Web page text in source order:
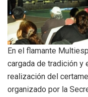
En el flamante
cargada de tradición
realización del
organizado por la